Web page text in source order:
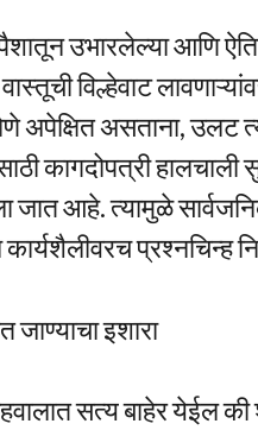
उभारलेल्या आणि
विल्हेवाट
अपेक्षित असताना, उलट
कागदोपत्री
जात आहे. त्यामुळे
कार्यशैलीवरच प्रश्नचिन्ह
जाण्याचा इशारा
सत्य बाहेर येईल